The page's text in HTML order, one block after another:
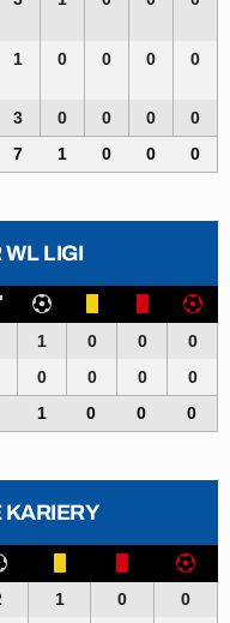
1 0 0 0 0
3 0 0 0
0
7 1 0 0 0
WL LIGI
1 0 0
0
0 0 0
0
1 0 0 0
KARIERY
1 0
0